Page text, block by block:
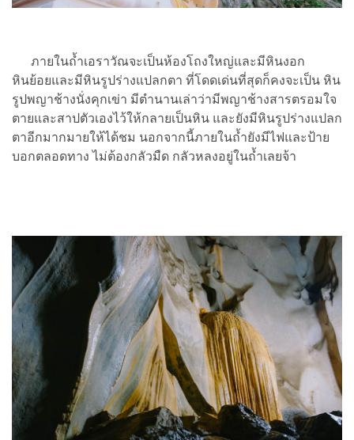
ภายในถ้ำเอราวัณจะเป็นห้องโถงใหญ่และมีหินงอก
หินย้อยและมีหินรูปร่างแปลกตา ที่โดดเด่นที่สุดก็คงจะเป็น หิน
รูปพญาช้างนั่งคุกเข่า มีตำนานเล่าว่ามีพญาช้างสารตรอมใจ
ตายและสาปตัวเองไว้ให้กลายเป็นหิน และยังมีหินรูปร่างแปลก
ตาอีกมากมายให้ได้ชม นอกจากนี้ภายในถ้ำยังมีไฟและป้าย
บอกตลอดทาง ไม่ต้องกลัวมืด กลัวหลงอยู่ในถ้ำเลยจ้า